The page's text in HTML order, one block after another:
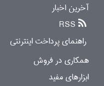
آخرین اخبار
RSS
راهنمای پرداخت اینترنتی
همکاری در فروش
ابزارهای مفید